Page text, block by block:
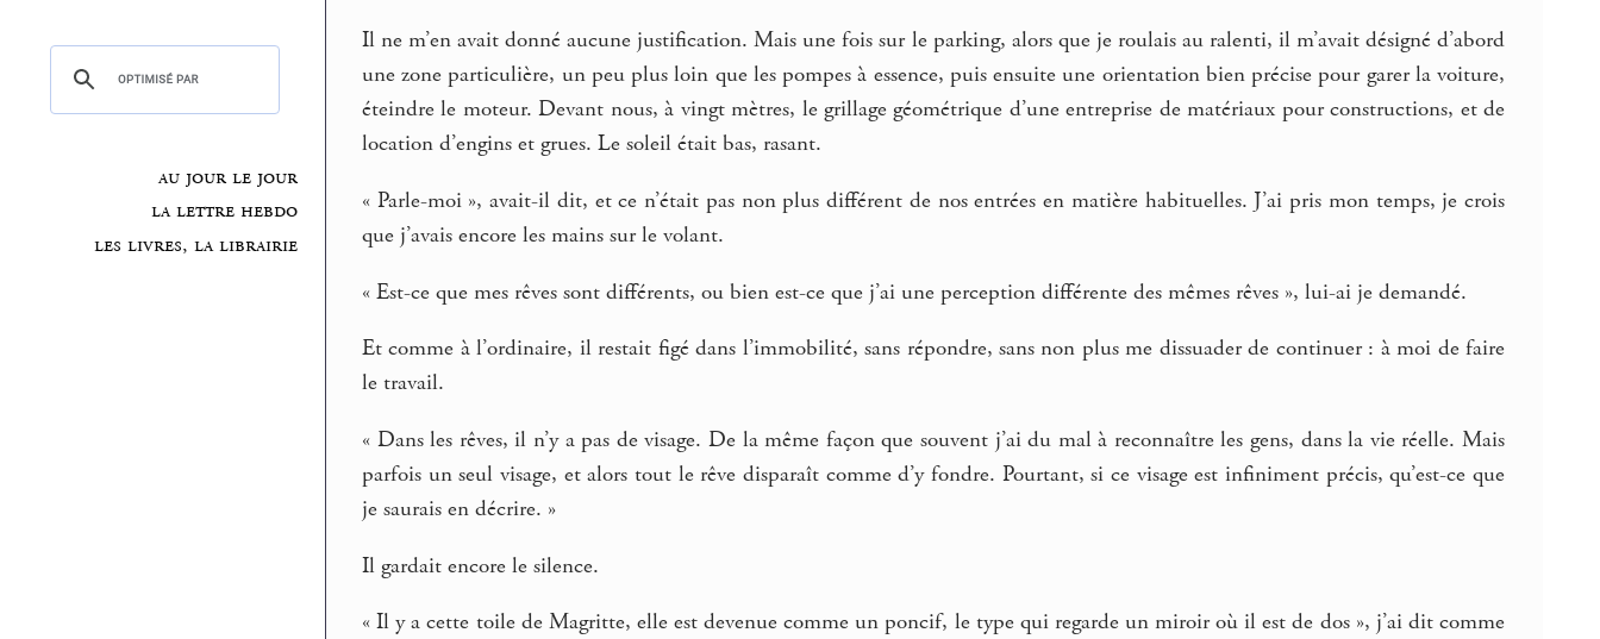
au jour le jour
la lettre hebdo
les livres, la librairie
Il ne m’en avait donné aucune justification. Mais une fois sur le parking, alors que je roulais au ralenti, il m’avait désigné d’abord
une zone particulière, un peu plus loin que les pompes à essence, puis ensuite une orientation bien précise pour garer la voiture,
éteindre le moteur. Devant nous, à vingt mètres, le grillage géométrique d’une entreprise de matériaux pour constructions, et de
location d’engins et grues. Le soleil était bas, rasant.
« Parle-moi », avait-il dit, et ce n’était pas non plus différent de nos entrées en matière habituelles. J’ai pris mon temps, je crois
que j’avais encore les mains sur le volant.
« Est-ce que mes rêves sont différents, ou bien est-ce que j’ai une perception différente des mêmes rêves », lui-ai je demandé.
Et comme à l’ordinaire, il restait figé dans l’immobilité, sans répondre, sans non plus me dissuader de continuer : à moi de faire
le travail.
« Dans les rêves, il n’y a pas de visage. De la même façon que souvent j’ai du mal à reconnaître les gens, dans la vie réelle. Mais
parfois un seul visage, et alors tout le rêve disparaît comme d’y fondre. Pourtant, si ce visage est infiniment précis, qu’est-ce que
je saurais en décrire. »
Il gardait encore le silence.
« Il y a cette toile de Magritte, elle est devenue comme un poncif, le type qui regarde un miroir où il est de dos », j’ai dit comme